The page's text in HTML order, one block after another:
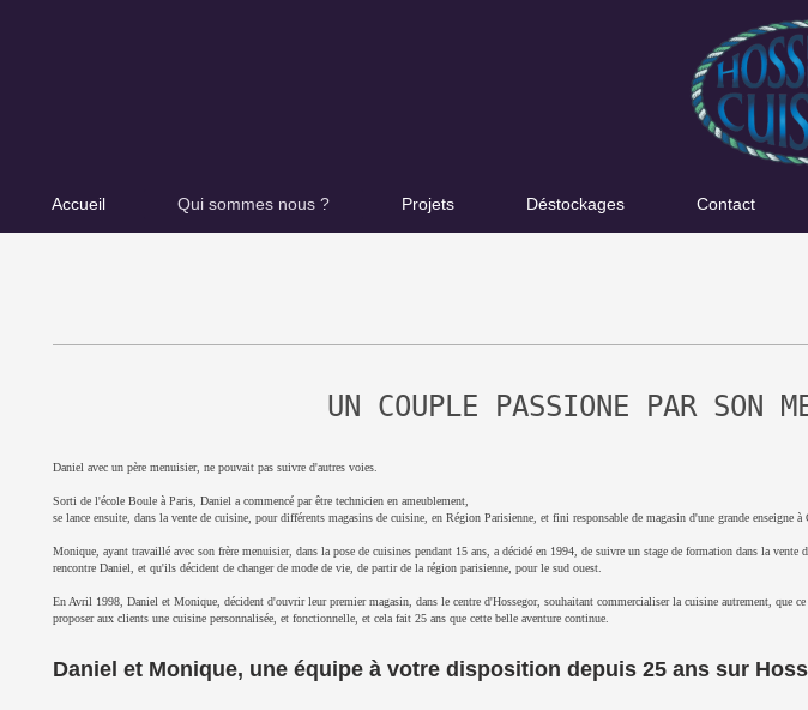
Accueil Qui sommes nous ? Projets Déstockages Contact
UN COUPLE PASSIONE PAR SON
Daniel avec un père menuisier, ne pouvait pas suivre d'autres voies.
Sorti de l'école Boule à Paris, Daniel a commencé par être technicien en ameublement,
se lance ensuite, dans la vente de cuisine, pour différents magasins de cuisine, en Région Parisienne, et fini responsable de magasin d'une grande enseigne à
Monique, ayant travaillé avec son frère menuisier, dans la pose de cuisines pendant 15 ans, a décidé en 1994, de suivre un stage de formation dans la
rencontre Daniel, et qu'ils décident de changer de mode de vie, de partir de la région parisienne, pour le sud ouest.
En Avril 1998, Daniel et Monique, décident d'ouvrir leur premier magasin, dans le centre d'Hossegor, souhaitant commercialiser la cuisine autrement, que
proposer aux clients une cuisine personnalisée, et fonctionnelle, et cela fait 25 ans que cette belle aventure continue.
Daniel et Monique, une équipe à votre disposition depuis 25 ans sur